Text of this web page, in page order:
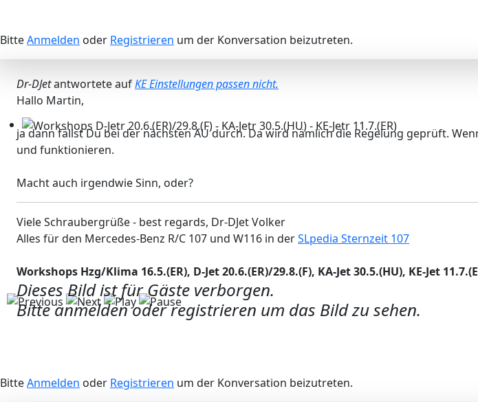
Workshops D-Jetr 20.6.(ER)/29.8.(F) - KA-Jetr 30.5.(HU) - KE-Jetr 11.7.(ER)
BitteAnmelden oder Registrieren um der Konversation beizutreten.
Dr-DJetantwortete aufKE Einstellungen passen nicht.
Hallo Martin,
ja dann fällst Du bei der nächsten AU durch. Da wird nämlich die Regelung geprüft.
und funktionieren.
Macht auch irgendwie Sinn, oder?
Viele Schraubergrüße - best regards, Dr-DJet Volker
Alles für den Mercedes-Benz R/C 107 und W116 in derSLpedia Sternzeit 107
Workshops Hzg/Klima 16.5.(ER), D-Jet 20.6.(ER)/29.8.(F), KA-Jet 30.5.(HU), KE-Jet
Dieses Bild ist für Gäste verborgen.
Bitte anmelden oder registrieren um das Bild zu sehen.
BitteAnmelden oder Registrieren um der Konversation beizutreten.